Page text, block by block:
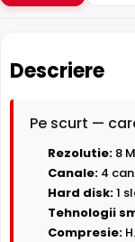
Descriere
Pe scurt —
Rezolutie: 8
Canale: 4
Hard disk:1
Tehnologii
Compresie: